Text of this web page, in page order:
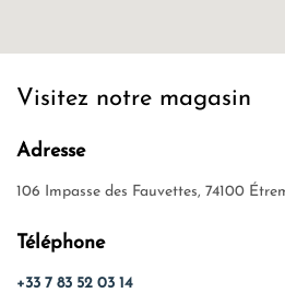
Visitez notre magasin
Adresse
106 Impasse des Fauvettes, 74100
Téléphone
+33 7 83 52 03 14